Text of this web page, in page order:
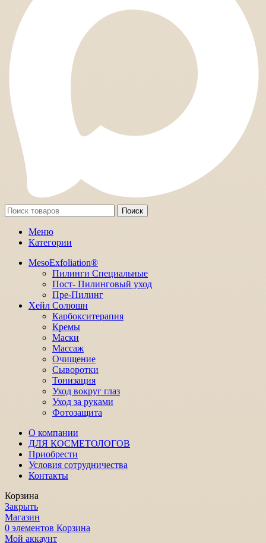
Поиск
Меню
Категории
MesoExfoliation®
Пилинги Специальные
Пост- Пилинговый уход
Пре-Пилинг
Хейл Солюшн
Карбокситерапия
Кремы
Маски
Массаж
Очищение
Сыворотки
Тонизация
Уход вокруг глаз
Уход за руками
Фотозащита
О компании
ДЛЯ КОСМЕТОЛОГОВ
Приобрести
Условия сотрудничества
Контакты
Корзина
Закрыть
Магазин
0 элементов Корзина
Мой аккаунт